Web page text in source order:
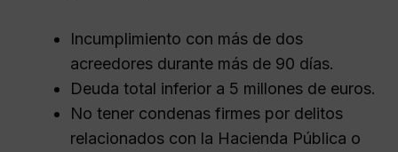
Incumplimiento con más de dos
acreedores durante más de 90 días.
Deuda total inferior a 5 millones de euros.
No tener condenas firmes por delitos
relacionados con la Hacienda Pública o